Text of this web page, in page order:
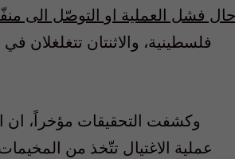
حال فشل العملية او التوصّل الى
فلسطينية، والاثنتان
وكشفت التحقيقات مؤخراً، ان
عملية الاغتيال تتّخذ من